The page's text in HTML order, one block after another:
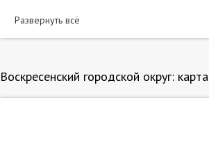
Развернуть всё
Воскресенский городской округ: